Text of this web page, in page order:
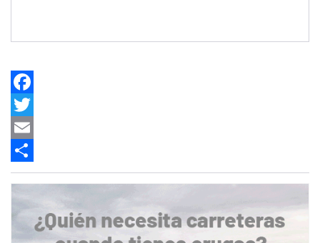
Facebook
Twitter
Email
Share